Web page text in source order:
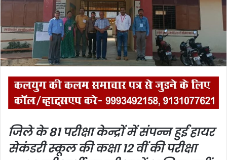
a
i
जिले के 81 परीक्षा केन्द्रों में संपन्न हुई हायर
सेकंडरी स्कूल की कक्षा 12 वीं की परीक्षा